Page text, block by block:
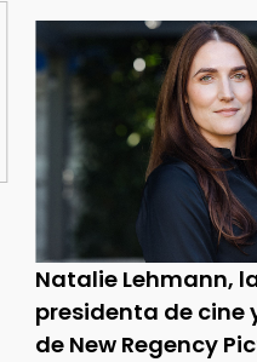
Natalie Lehmann,
presidenta de cine
de New Regency